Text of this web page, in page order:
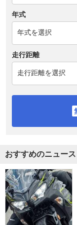
年式
走行距離
おすすめのニュース